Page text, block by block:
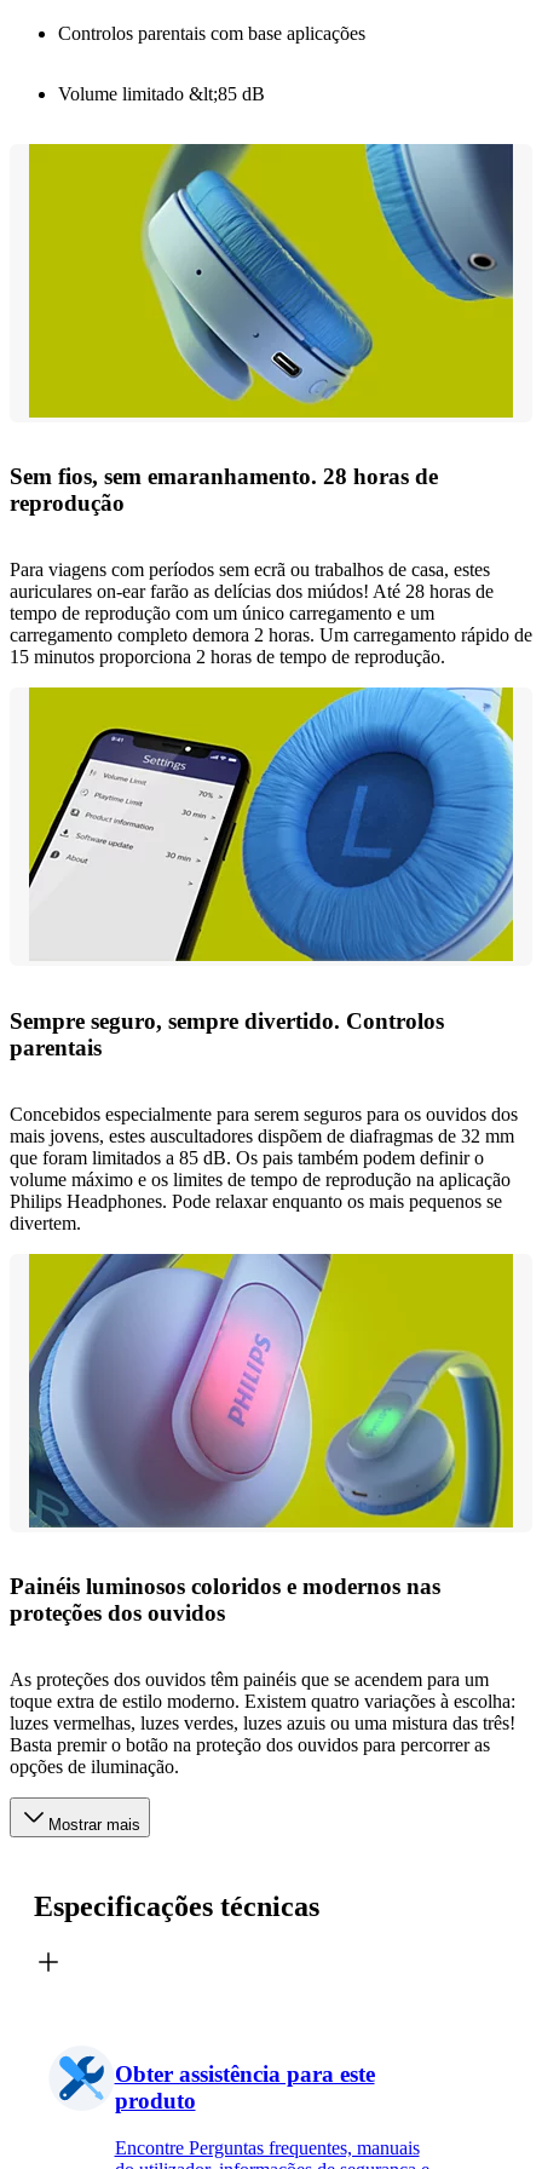
Controlos parentais com base aplicações
Volume limitado &lt;85 dB
Sem fios, sem emaranhamento. 28 horas de
reprodução
Para viagens com períodos sem ecrã ou trabalhos de casa, estes
auriculares on-ear farão as delícias dos miúdos! Até 28 horas de
tempo de reprodução com um único carregamento e um
carregamento completo demora 2 horas. Um carregamento rápido de
15 minutos proporciona 2 horas de tempo de reprodução.
Sempre seguro, sempre divertido. Controlos
parentais
Concebidos especialmente para serem seguros para os ouvidos dos
mais jovens, estes auscultadores dispõem de diafragmas de 32 mm
que foram limitados a 85 dB. Os pais também podem definir o
volume máximo e os limites de tempo de reprodução na aplicação
Philips Headphones. Pode relaxar enquanto os mais pequenos se
divertem.
Painéis luminosos coloridos e modernos nas
proteções dos ouvidos
As proteções dos ouvidos têm painéis que se acendem para um
toque extra de estilo moderno. Existem quatro variações à escolha:
luzes vermelhas, luzes verdes, luzes azuis ou uma mistura das três!
Basta premir o botão na proteção dos ouvidos para percorrer as
opções de iluminação.
Mostrar mais
Especificações técnicas
Obter assistência para este
produto
Encontre Perguntas frequentes, manuais